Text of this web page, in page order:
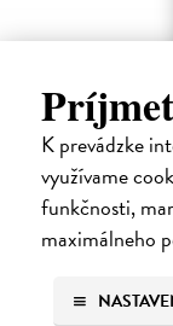
K prevádzke
využívame
funkčnosti,
maximálneho
Alica a
Dúbravský Andrej
Alica je zvedavá
fascinovaní ríšou
28,03 €